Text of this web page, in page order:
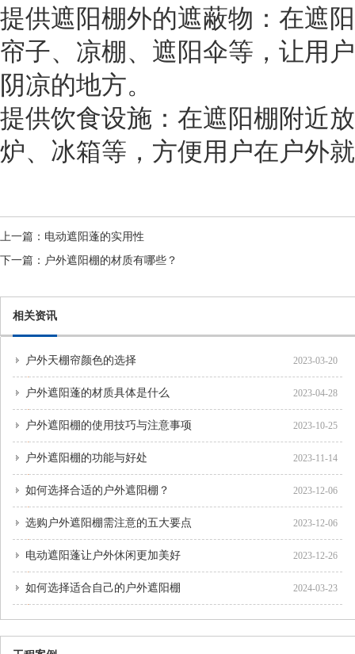
提供遮阳棚外的遮蔽物：在遮
帘子、凉棚、遮阳伞等，让用
阴凉的地方。
提供饮食设施：在遮阳棚附近
炉、冰箱等，方便用户在户外
上一篇： 电动遮阳蓬的实用性
下一篇： 户外遮阳棚的材质有哪些？
相关资讯
户外天棚帘颜色的选择 2023-03-20
户外遮阳蓬的材质具体是什么 2023-04-28
户外遮阳棚的使用技巧与注意事项 2023-10-25
户外遮阳棚的功能与好处 2023-11-14
如何选择合适的户外遮阳棚？ 2023-12-06
选购户外遮阳棚需注意的五大要点 2023-12-06
电动遮阳蓬让户外休闲更加美好 2023-12-26
如何选择适合自己的户外遮阳棚 2024-03-23